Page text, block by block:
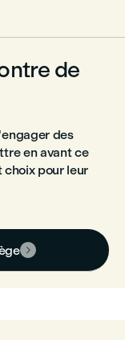
de
des
en avant ce
choix pour leur
